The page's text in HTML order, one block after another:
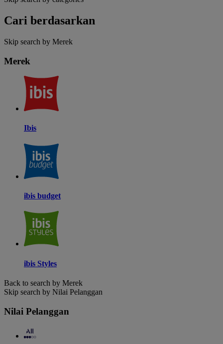
Cari berdasarkan
Skip search by Merek
Merek
Ibis
ibis budget
ibis Styles
Back to search by Merek
Skip search by Nilai Pelanggan
Nilai Pelanggan